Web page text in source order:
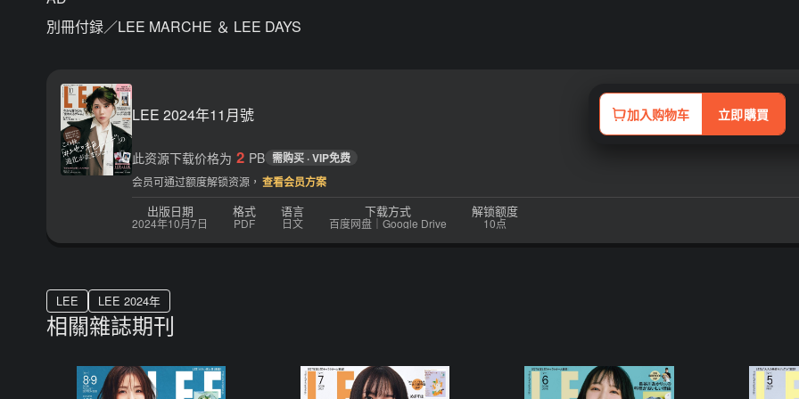
別冊付録／LEE MARCHE ＆ LEE DAYS
LEE 2024年11月號 加入购物车 立即購買
此资源下载价格为 2 PB 需购买 · VIP免费
会员可通过额度解锁资源， 查看会员方案
出版日期
2024年10月7日
格式
PDF
语言
日文
下载方式
百度网盘｜Google Drive
解锁额度
10点
LEE LEE 2024年
相關雜誌期刊